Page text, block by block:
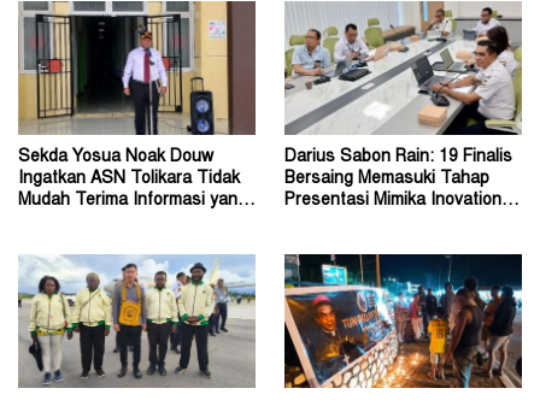
Sekda Yosua Noak Douw
Ingatkan ASN Tolikara Tidak
Mudah Terima Informasi yang
Darius Sabon Rain: 19 Finalis
Bersaing Memasuki Tahap
Presentasi Mimika Inovation